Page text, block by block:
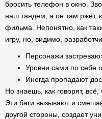
бросить телефон в окно.
наш тандем, а он там ржёт,
фильма. Непонятно, как
игру, но, видимо,
Персонажи
Уровни сами по себе
Иногда пропадают
Но знаешь, как говорят,
Эти баги вызывают и
другой стороны, создает